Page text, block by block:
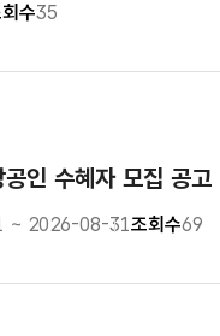
수35
인 수혜자 모집 공고
~ 2026-08-31조회수69